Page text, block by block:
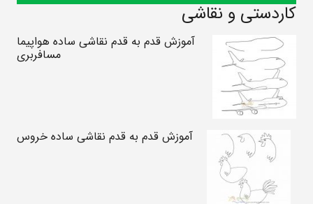
کاردستی و نقاشی
آموزش قدم به قدم نقاشی ساده هواپیما
مسافربری
آموزش قدم به قدم نقاشی ساده خروس